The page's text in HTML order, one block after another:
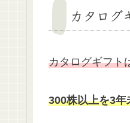
カタログ
カタログギフト
300株以上を3